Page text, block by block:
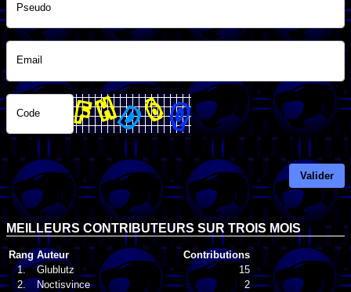
Pseudo
Email
Code
Valider
MEILLEURS CONTRIBUTEURS SUR TROIS MOIS
Rang Auteur
Contributions
1.
Glublutz
15
2.
Noctisvince
2